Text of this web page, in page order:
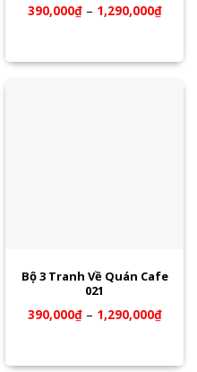
390,000₫– 1,290,000₫
Bộ 3 Tranh Về Quán Cafe
021
390,000₫– 1,290,000₫